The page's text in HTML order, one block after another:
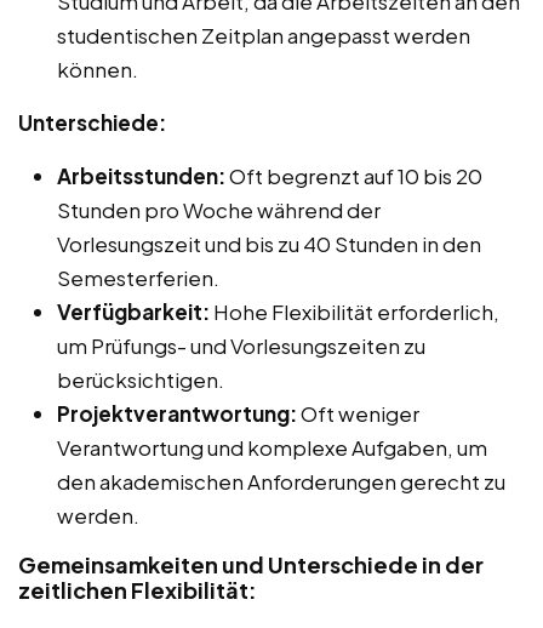
studentischen Zeitplan angepasst werden
können.
Unterschiede:
Arbeitsstunden:Oft begrenzt auf 10 bis 20
Stunden pro Woche während der
Vorlesungszeit und bis zu 40 Stunden in den
Semesterferien.
Verfügbarkeit: Hohe Flexibilität erforderlich,
um Prüfungs- und Vorlesungszeiten zu
berücksichtigen.
Projektverantwortung:Oft weniger
Verantwortung und komplexe Aufgaben, um
den akademischen Anforderungen gerecht zu
werden.
Gemeinsamkeiten und Unterschiede in der
zeitlichen Flexibilität: